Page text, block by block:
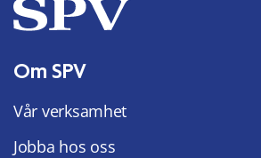
Om SPV
Vår verksamhet
Jobba hos oss